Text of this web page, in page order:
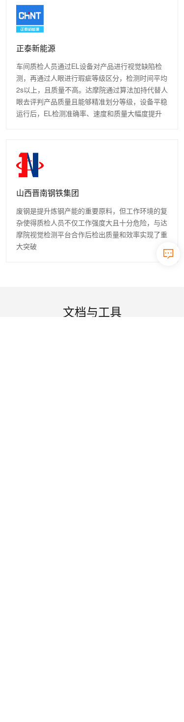
正泰新能源
车间质检人员通过EL设备对产品进行视觉缺陷检
测，再通过人眼进行瑕疵等级区分，检测时间平均
2s以上，且质量不高。达摩院通过算法加持代替人
眼去评判产品质量且能够精准划分等级，设备平稳
运行后，EL检测准确率、速度和质量大幅度提升
山西晋南钢铁集团
废钢是提升炼钢产能的重要原料，但工作环境的复
杂使得质检人员不仅工作强度大且十分危险，与达
摩院视觉检测平台合作后检出质量和效率实现了重
大突破
文档与工具